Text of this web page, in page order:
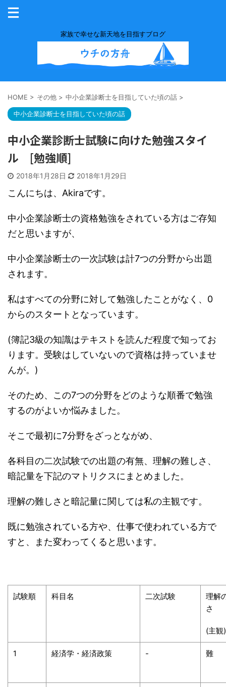
家族で幸せな新天地を目指すブログ
HOME > その他 > 中小企業診断士を目指していた頃の話 >
中小企業診断士を目指していた頃の話
中小企業診断士試験に向けた勉強スタイ
ル [勉強順]
2018年1月28日 2018年1月29日
こんにちは、Akiraです。
中小企業診断士の資格勉強をされている方はご存知
だと思いますが、
中小企業診断士の一次試験は計7つの分野から出題
されます。
私はすべての分野に対して勉強したことがなく、0
からのスタートとなっています。
(簿記3級の知識はテキストを読んだ程度で知ってお
ります。受験はしていないので資格は持っていませ
んが。)
そのため、この7つの分野をどのような順番で勉強
するのがよいか悩みました。
そこで最初に7分野をざっとながめ、
各科目の二次試験での出題の有無、理解の難しさ、
暗記量を下記のマトリクスにまとめました。
理解の難しさと暗記量に関しては私の主観です。
既に勉強されている方や、仕事で使われている方で
すと、また変わってくると思います。
試験順 科目名 二次試験
理解
さ
(主観)
1 経済学・経済政策 - 難